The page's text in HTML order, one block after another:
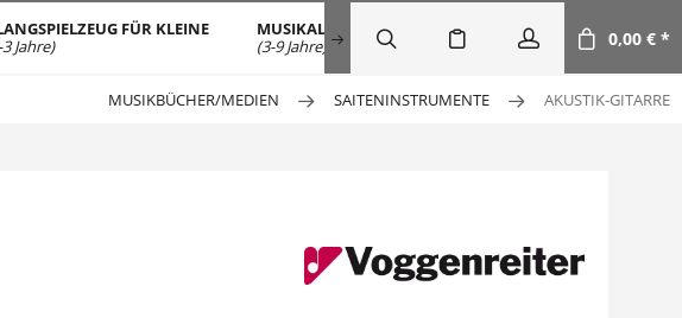
FÜR KLEINE
Jahre)
MUSIKALISCHE FRÜHERZIEHUNG
(3-9 Jahre)
SALE 0,00 € *
MUSIKBÜCHER/MEDIEN SAITENINSTRUMENTE AKUSTIK-GITARRE